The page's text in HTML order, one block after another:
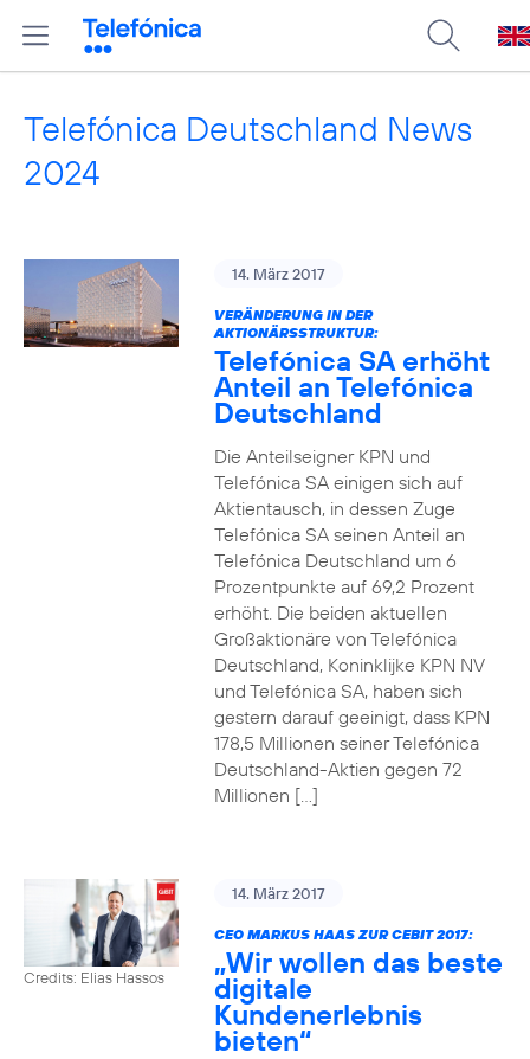
Telefónica Deutschland News
2024
14. März 2017
VERÄNDERUNG IN DER
AKTIONÄRSSTRUKTUR:
Telefónica SA erhöht
Anteil an Telefónica
Deutschland
Die Anteilseigner KPN und
Telefónica SA einigen sich auf
Aktientausch, in dessen Zuge
Telefónica SA seinen Anteil an
Telefónica Deutschland um 6
Prozentpunkte auf 69,2 Prozent
erhöht. Die beiden aktuellen
Großaktionäre von Telefónica
Deutschland, Koninklijke KPN NV
und Telefónica SA, haben sich
gestern darauf geeinigt, dass KPN
178,5 Millionen seiner Telefónica
Deutschland-Aktien gegen 72
Millionen […]
Credits: Elias Hassos
14. März 2017
CEO MARKUS HAAS ZUR CEBIT 2017:
„Wir wollen das beste
digitale
Kundenerlebnis
bieten“